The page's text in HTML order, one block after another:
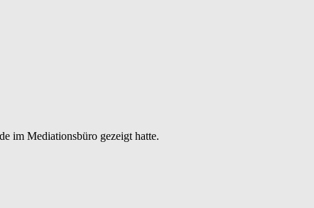
im Mediationsbüro gezeigt hatte.